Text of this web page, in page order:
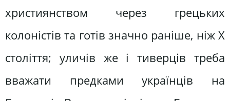
християнством через грецьких
колоністів та готів значно раніше, ніж X
століття; уличів же і тиверців треба
вважати предками українців на